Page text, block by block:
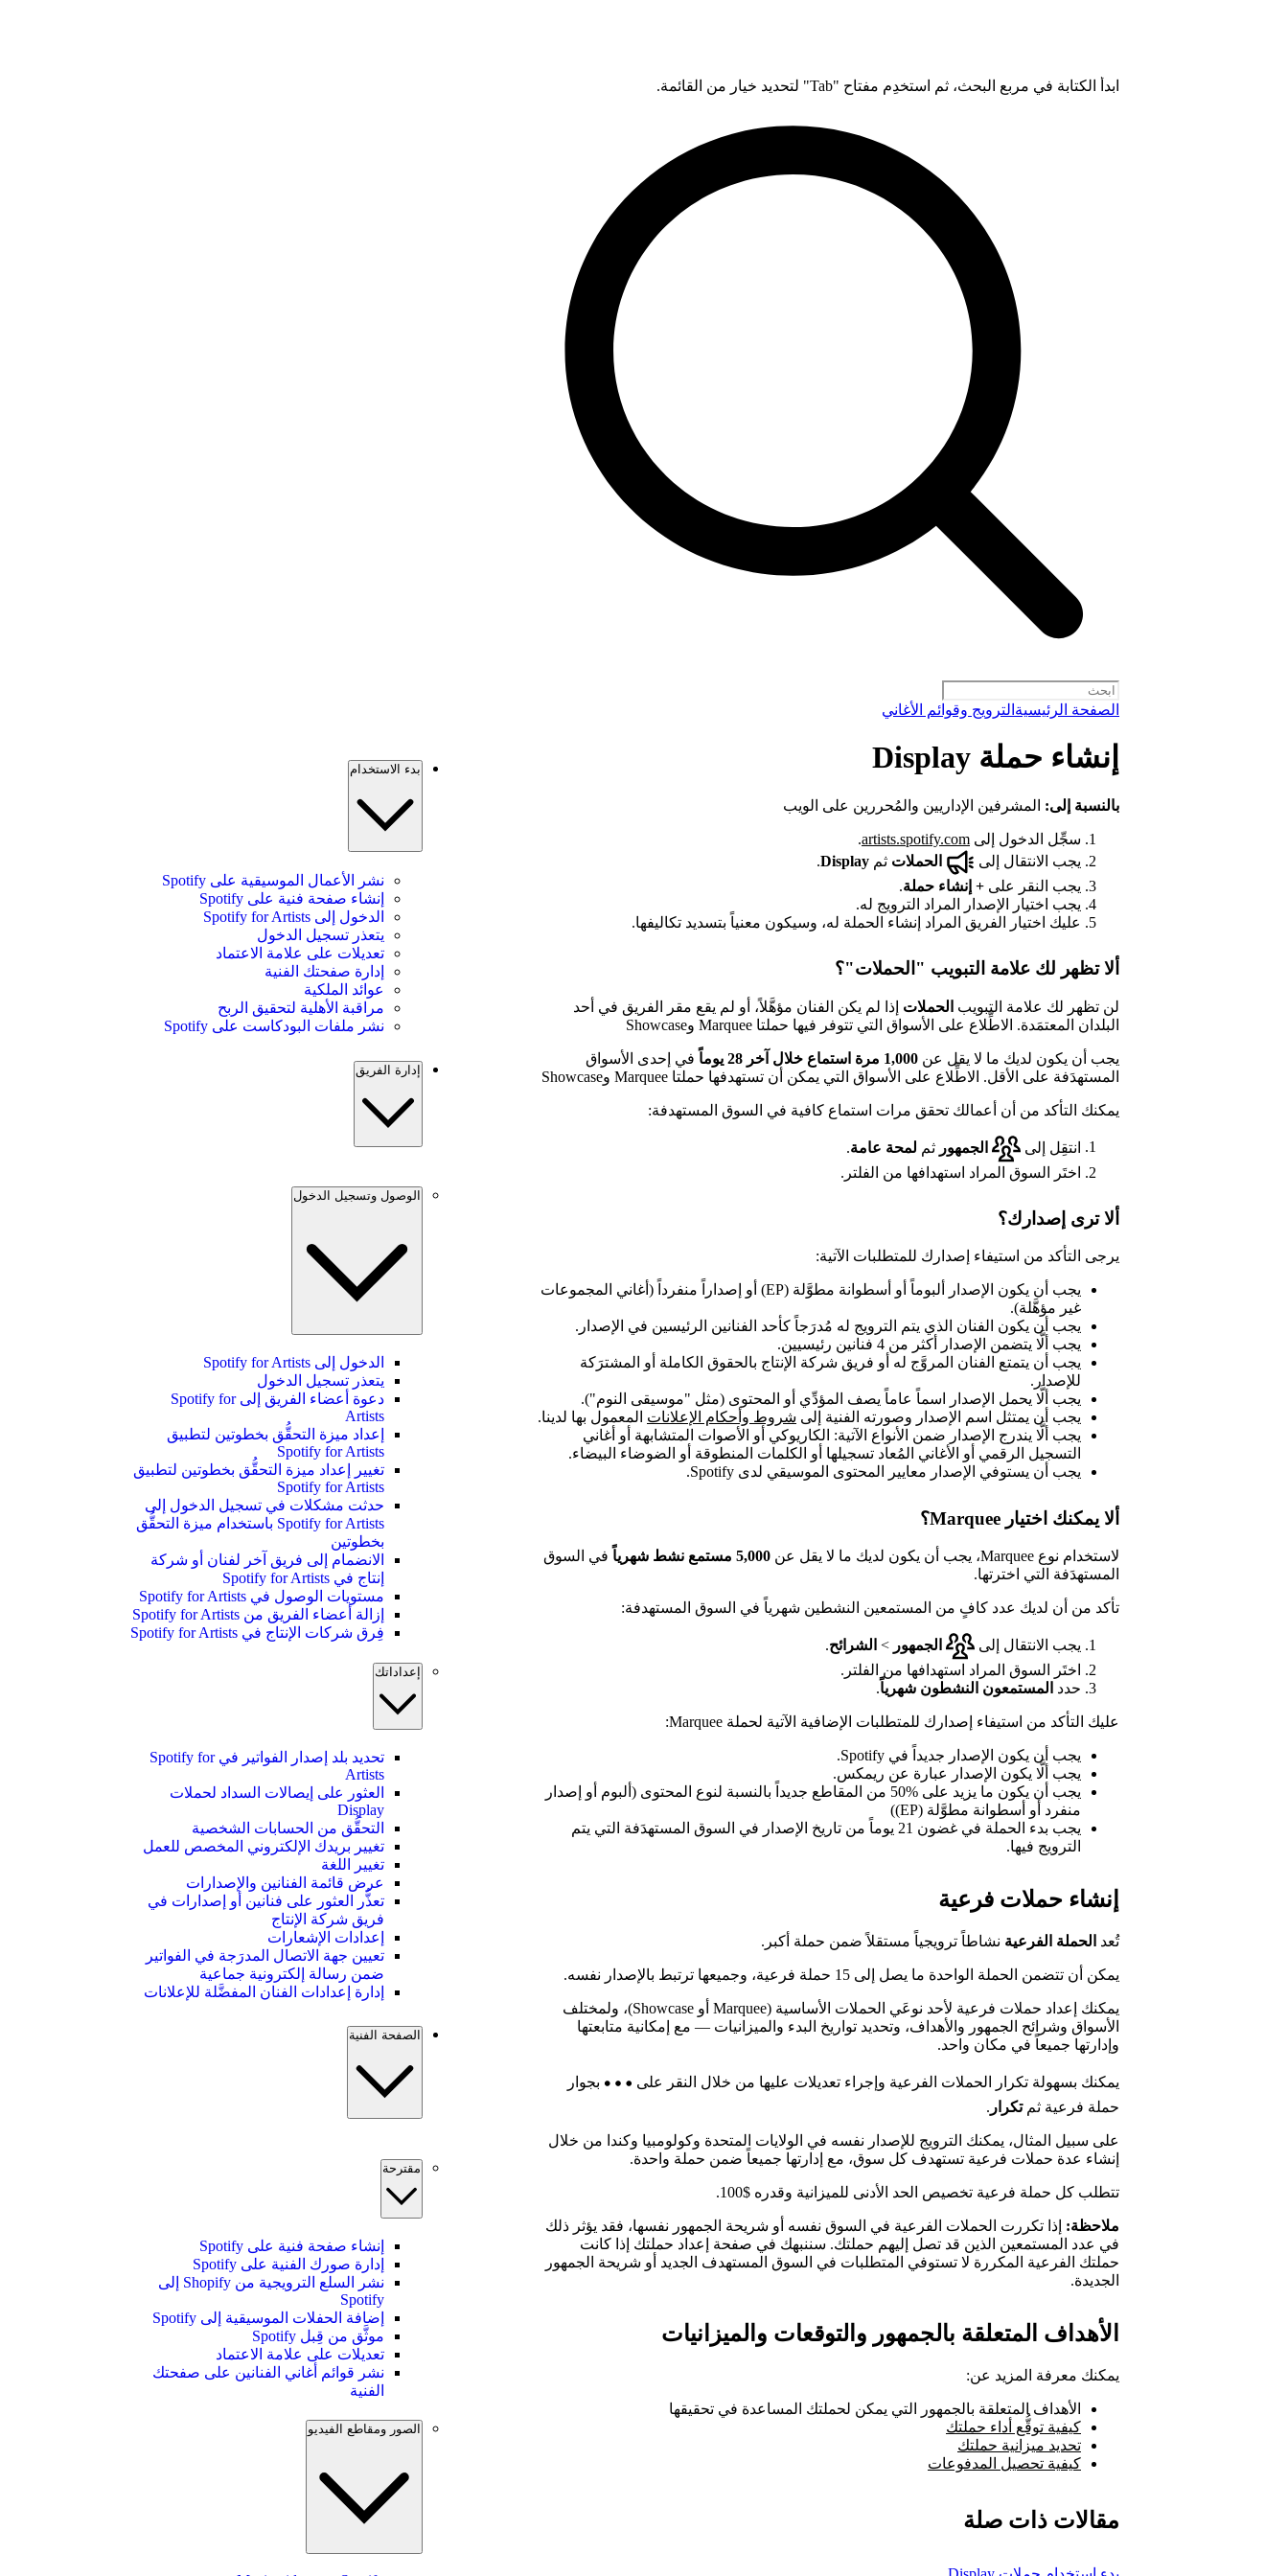
ابدأ الكتابة في مربع البحث، ثم استخدِم مفتاح "Tab" لتحديد خيار من القائمة.
الصفحة الرئيسية الترويج وقوائم الأغاني
إنشاء حملة Display
بالنسبة إلى: المشرفين الإداريين والمُحررين على الويب
سجِّل الدخول إلى artists.spotify.com
.
يجب الانتقال إلى
الحملات ثم Display
.
يجب النقر على + إنشاء حملة.
يجب اختيار الإصدار المراد الترويج له.
عليك اختيار الفريق المراد إنشاء الحملة له، وسيكون معنياً بتسديد تكاليفها.
ألا تظهر لك علامة التبويب "الحملات"؟
لن تظهر لك علامة التبويب الحملات إذا لم يكن الفنان مؤهَّلاً، أو لم يقع مقر الفريق في أحد
البلدان المعتمَدة. الاطِّلاع على الأسواق التي تتوفر فيها حملتا Marquee وShowcase
يجب أن يكون لديك ما لا يقل عن 1,000 مرة استماع خلال آخر 28 يوماً
في إحدى الأسواق
المستهدَفة على الأقل. الاطِّلاع على الأسواق التي يمكن أن تستهدفها حملتا Marquee وShowcase
يمكنك التأكد من أن أعمالك تحقق مرات استماع كافية في السوق المستهدفة:
انتقِل إلى الجمهور ثم لمحة عامة
اختَر السوق المراد استهدافها من الفلتر.
ألا ترى إصدارك؟
يرجى التأكد من استيفاء إصدارك للمتطلبات الآتية:
يجب أن يكون الإصدار ألبوماً أو أسطوانة مطوَّلة (EP) أو إصداراً منفرداً (أغاني المجموعات
غير مؤهَّلة).
يجب أن يكون الفنان الذي يتم الترويج له مُدرَجاً كأحد الفنانين الرئيسين في الإصدار.
يجب ألَّا يتضمن الإصدار أكثر من 4 فنانين رئيسيين.
يجب أن يتمتع الفنان المروَّج له أو فريق شركة الإنتاج بالحقوق الكاملة أو المشترَكة
للإصدار.
يجب ألَّا يحمل الإصدار اسماً عاماً يصف المؤدِّي أو المحتوى (مثل "موسيقى النوم").
يجب أن يمتثل اسم الإصدار وصورته الفنية إلى شروط وأحكام الإعلانات المعمول بها لدينا.
يجب ألَّا يندرج الإصدار ضمن الأنواع الآتية: الكاريوكي أو الأصوات المتشابهة أو أغاني
التسجيل الرقمي أو الأغاني المُعاد تسجيلها أو الكلمات المنطوقة أو الضوضاء البيضاء.
يجب أن يستوفي الإصدار معايير المحتوى الموسيقي لدى Spotify.
ألا يمكنك اختيار Marquee؟
لاستخدام نوع Marquee، يجب أن يكون لديك ما لا يقل عن 5,000 مستمع نشط شهرياً
في السوق
المستهدَفة التي اخترتها.
تأكد من أن لديك عدد كافٍ من المستمعين النشطين شهرياً في السوق المستهدفة:
يجب الانتقال إلى الجمهور > الشرائح.
اختَر السوق المراد استهدافها من الفلتر.
حدد المستمعون النشطون شهرياً.
عليك التأكد من استيفاء إصدارك للمتطلبات الإضافية الآتية لحملة Marquee:
يجب أن يكون الإصدار جديداً في Spotify.
يجب ألَّا يكون الإصدار عبارة عن ريمكس.
يجب أن يكون ما يزيد على %50 من المقاطع جديداً بالنسبة لنوع المحتوى (ألبوم أو إصدار
منفرد أو أسطوانة مطوَّلة (EP))
يجب بدء الحملة في غضون 21 يوماً من تاريخ الإصدار في السوق المستهدَفة التي يتم
الترويج فيها.
إنشاء حملات فرعية
تُعد الحملة الفرعية نشاطاً ترويجياً مستقلاً ضمن حملة أكبر.
يمكن أن تتضمن الحملة الواحدة ما يصل إلى 15 حملة فرعية، وجميعها ترتبط بالإصدار نفسه.
يمكنك إعداد حملات فرعية لأحد نوعَي الحملات الأساسية (Marquee أو Showcase)، ولمختلف
الأسواق وشرائح الجمهور والأهداف، وتحديد تواريخ البدء والميزانيات — مع إمكانية متابعتها
وإدارتها جميعاً في مكان واحد.
يمكنك بسهولة تكرار الحملات الفرعية وإجراء تعديلات عليها من خلال النقر على
بجوار
حملة فرعية ثمتكرار .
على سبيل المثال، يمكنك الترويج للإصدار نفسه في الولايات المتحدة وكولومبيا وكندا من خلال
إنشاء عدة حملات فرعية تستهدف كل سوق، مع إدارتها جميعاً ضمن حملة واحدة.
تتطلب كل حملة فرعية تخصيص الحد الأدنى للميزانية وقدره $100.
ملاحظة: إذا تكررت الحملات الفرعية في السوق نفسه أو شريحة الجمهور نفسها، فقد يؤثر ذلك
في عدد المستمعين الذين قد تصل إليهم حملتك. سننبهك في صفحة إعداد حملتك إذا كانت
حملتك الفرعية المكررة لا تستوفي المتطلبات في السوق المستهدف الجديد أو شريحة الجمهور
الجديدة.
الأهداف المتعلقة بالجمهور والتوقعات والميزانيات
يمكنك معرفة المزيد عن:
الأهداف المتعلقة بالجمهور التي يمكن لحملتك المساعدة في تحقيقها
كيفية توقُّع أداء حملتك
تحديد ميزانية حملتك
كيفية تحصيل المدفوعات
مقالات ذات صلة
بدء الاستخدام
نشر الأعمال الموسيقية على Spotify
إنشاء صفحة فنية على Spotify
الدخول إلى Spotify for Artists
يتعذر تسجيل الدخول
تعديلات على علامة الاعتماد
إدارة صفحتك الفنية
عوائد الملكية
مراقبة الأهلية لتحقيق الربح
نشر ملفات البودكاست على Spotify
إدارة الفريق
الوصول وتسجيل الدخول
الدخول إلى Spotify for Artists
يتعذر تسجيل الدخول
دعوة أعضاء الفريق إلى Spotify for
Artists
إعداد ميزة التحقُّق بخطوتين لتطبيق
Spotify for Artists
تغيير إعداد ميزة التحقُّق بخطوتين لتطبيق
Spotify for Artists
حدثت مشكلات في تسجيل الدخول إلى
Spotify for Artists باستخدام ميزة التحقُّق
بخطوتين
الانضمام إلى فريق آخر لفنان أو شركة
إنتاج في Spotify for Artists
مستويات الوصول في Spotify for Artists
إزالة أعضاء الفريق من Spotify for Artists
فِرق شركات الإنتاج في Spotify for Artists
إعداداتك
تحديد بلد إصدار الفواتير في Spotify for
Artists
العثور على إيصالات السداد لحملات
Display
التحقُّق من الحسابات الشخصية
تغيير بريدك الإلكتروني المخصص للعمل
تغيير اللغة
عرض قائمة الفنانين والإصدارات
تعذُّر العثور على فنانين أو إصدارات في
فريق شركة الإنتاج
إعدادات الإشعارات
تعيين جهة الاتصال المدرَجة في الفواتير
ضمن رسالة إلكترونية جماعية
إدارة إعدادات الفنان المفضَّلة للإعلانات
الصفحة الفنية
مقترحة
إنشاء صفحة فنية على Spotify
إدارة صورك الفنية على Spotify
نشر السلع الترويجية من Shopify إلى
Spotify
إضافة الحفلات الموسيقية إلى Spotify
موثَّق من قِبل Spotify
تعديلات على علامة الاعتماد
نشر قوائم أغاني الفنانين على صفحتك
الفنية
الصور ومقاطع الفيديو